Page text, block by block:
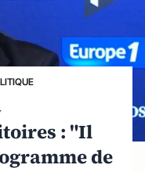
: "Il
de